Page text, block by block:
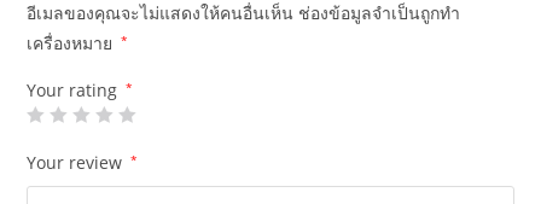
อีเมลของคุณจะไม่แสดงให้คนอื่นเห็น ช่องข้อมูลจำเป็นถูกทำ
เครื่องหมาย
*
Your rating *
Your review *